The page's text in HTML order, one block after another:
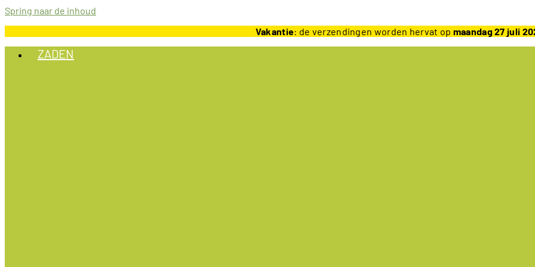
Spring naar de inhoud
Vakantie: de verzendingen worden hervat op maandag 27 juli
ZADEN